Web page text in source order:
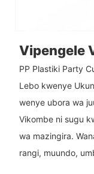
Vipengele
PP Plastiki Party
Lebo kwenye
wenye ubora wa
Vikombe ni sugu
wa mazingira.
rangi, muundo,